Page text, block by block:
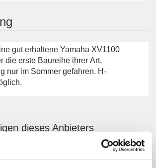
gut erhaltene Yamaha XV1100
die erste Baureihe ihrer Art,
nur im Sommer gefahren. H-
dieses Anbieters
ALLE ANZEIGEN